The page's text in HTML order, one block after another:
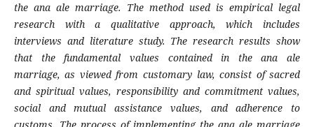
the ana ale marriage. The method used is empirical legal
research with a qualitative approach, which includes
interviews and literature study. The research results show
that the fundamental values contained in the ana ale
marriage, as viewed from customary law, consist of sacred
and spiritual values, responsibility and commitment values,
social and mutual assistance values, and adherence to